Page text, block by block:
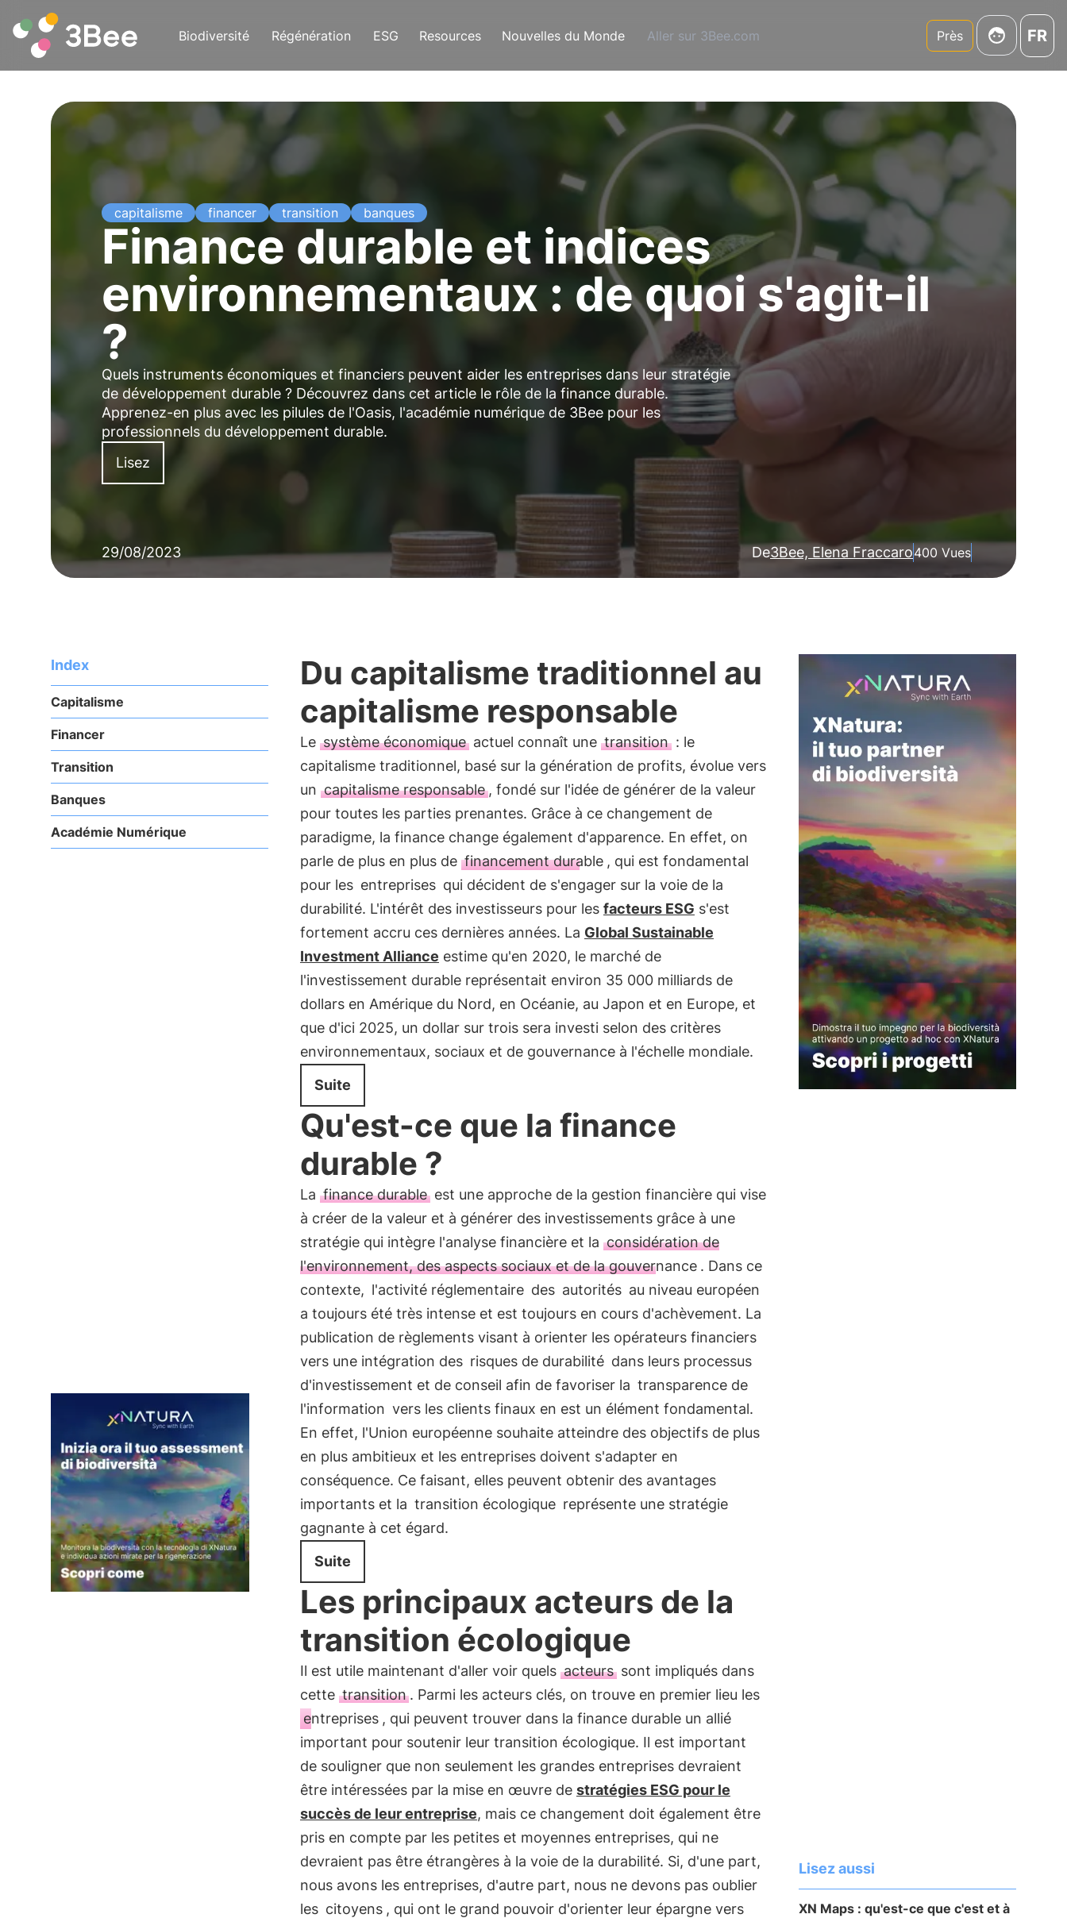
Biodiversité Régénération ESG Resources Nouvelles du Monde Aller sur 3Bee.com Près FR
capitalisme financer transition banques
Finance durable et indices
environnementaux : de quoi s'agit-il
?
Quels instruments économiques et financiers peuvent aider les entreprises dans leur stratégie
de développement durable ? Découvrez dans cet article le rôle de la finance durable.
Apprenez-en plus avec les pilules de l'Oasis, l'académie numérique de 3Bee pour les
professionnels du développement durable.
Lisez
29/08/2023 De3Bee, Elena Fraccaro400 Vues
Index
Capitalisme
Financer
Transition
Banques
Académie Numérique
Du capitalisme traditionnel au
capitalisme responsable
Le système économiqueactuel connaît une transition: le
capitalisme traditionnel, basé sur la génération de profits, évolue vers
un capitalisme responsable, fondé sur l'idée de générer de la valeur
pour toutes les parties prenantes. Grâce à ce changement de
paradigme, la finance change également d'apparence. En effet, on
parle de plus en plus de financement durable , qui est fondamental
pour les entreprises qui décident de s'engager sur la voie de la
durabilité. L'intérêt des investisseurs pour les facteurs ESG s'est
fortement accru ces dernières années. La Global Sustainable
Investment Alliance estime qu'en 2020, le marché de
l'investissement durable représentait environ 35 000 milliards de
dollars en Amérique du Nord, en Océanie, au Japon et en Europe, et
que d'ici 2025, un dollar sur trois sera investi selon des critères
environnementaux, sociaux et de gouvernance à l'échelle mondiale.
Suite
Qu'est-ce que la finance
durable ?
La finance durableest une approche de la gestion financière qui vise
à créer de la valeur et à générer des investissements grâce à une
stratégie qui intègre l'analyse financière et la considération de
l'environnement, des aspects sociaux et de la gouvernance . Dans ce
contexte, l'activité réglementaire des autorités au niveau européen
a toujours été très intense et est toujours en cours d'achèvement. La
publication de règlements visant à orienter les opérateurs financiers
vers une intégration des risques de durabilité dans leurs processus
d'investissement et de conseil afin de favoriser la transparence de
l'information vers les clients finaux en est un élément fondamental.
En effet, l'Union européenne souhaite atteindre des objectifs de plus
en plus ambitieux et les entreprises doivent s'adapter en
conséquence. Ce faisant, elles peuvent obtenir des avantages
importants et la transition écologique représente une stratégie
gagnante à cet égard.
Suite
Les principaux acteurs de la
transition écologique
Il est utile maintenant d'aller voir quels acteurssont impliqués dans
cette transition . Parmi les acteurs clés, on trouve en premier lieu les
entreprises , qui peuvent trouver dans la finance durable un allié
important pour soutenir leur transition écologique. Il est important
de souligner que non seulement les grandes entreprises devraient
être intéressées par la mise en œuvre de stratégies ESG pour le
succès de leur entreprise, mais ce changement doit également être
pris en compte par les petites et moyennes entreprises, qui ne
devraient pas être étrangères à la voie de la durabilité. Si, d'une part,
nous avons les entreprises, d'autre part, nous ne devons pas oublier
les citoyens , qui ont le grand pouvoir d'orienter leur épargne vers
Lisez aussi
XN Maps : qu'est-ce que c'est et à